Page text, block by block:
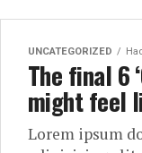
UNCATEGORIZED
The final 6
might feel
Lorem ipsum